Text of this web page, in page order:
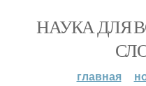
НАУКА ДЛЯ
главная